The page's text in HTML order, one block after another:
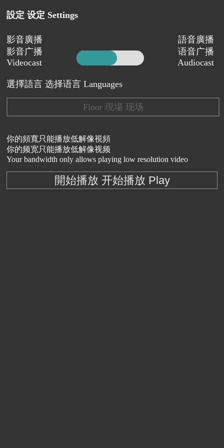
設定 设定 Settings
影音廣播
影音广播
Videocast
語音廣播
语音广播
Audiocast
選擇語言 选择语言 Languages
Floor 現場 现场
你的頻寬只能播放低解像視頻
你的频宽只能播放低解像视频
Your bandwidth only allows playing low resolution video
開始播放 开始播放 Play